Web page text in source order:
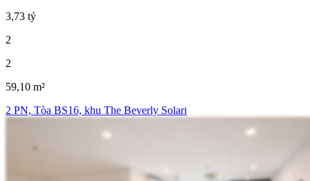
3,73 tỷ
2
2
59,10 m²
2 PN, Tòa BS16, khu The Beverly Solari